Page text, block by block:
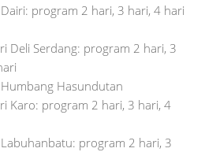
program 2 hari, 3 hari, 4 hari
Deli Serdang: program 2 hari, 3
Hasundutan
Karo: program 2 hari, 3 hari, 4
program 2 hari, 3